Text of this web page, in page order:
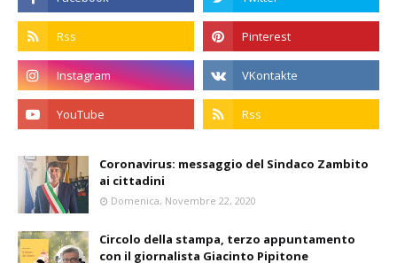
Coronavirus: messaggio del Sindaco Zambito
ai cittadini
Domenica, Novembre 22, 2020
Circolo della stampa, terzo appuntamento
con il giornalista Giacinto Pipitone